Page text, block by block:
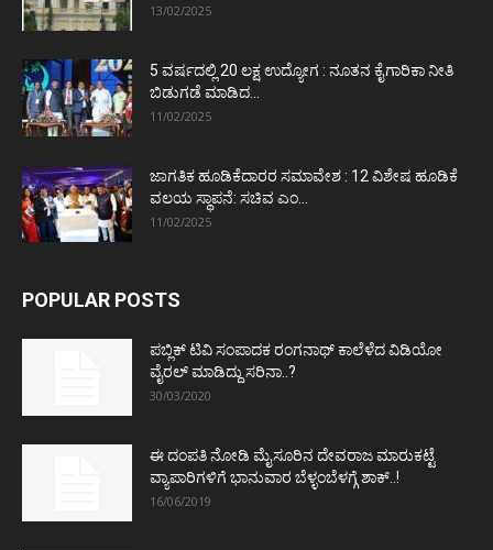
13/02/2025
5 ವರ್ಷದಲ್ಲಿ 20 ಲಕ್ಷ ಉದ್ಯೋಗ : ನೂತನ ಕೈಗಾರಿಕಾ ನೀತಿ
ಬಿಡುಗಡೆ ಮಾಡಿದ...
11/02/2025
ಜಾಗತಿಕ ಹೂಡಿಕೆದಾರರ ಸಮಾವೇಶ : 12 ವಿಶೇಷ ಹೂಡಿಕೆ
ವಲಯ ಸ್ಥಾಪನೆ: ಸಚಿವ ಎಂ...
11/02/2025
POPULAR POSTS
ಪಬ್ಲಿಕ್ ಟಿವಿ ಸಂಪಾದಕ ರಂಗನಾಥ್ ಕಾಲೆಳೆದ ವಿಡಿಯೋ
ವೈರಲ್ ಮಾಡಿದ್ದು ಸರಿನಾ..?
30/03/2020
ಈ ದಂಪತಿ ನೋಡಿ ಮೈಸೂರಿನ ದೇವರಾಜ ಮಾರುಕಟ್ಟೆ
ವ್ಯಾಪಾರಿಗಳಿಗೆ ಭಾನುವಾರ ಬೆಳ್ಳಂಬೆಳಗ್ಗೆ ಶಾಕ್..!
16/06/2019